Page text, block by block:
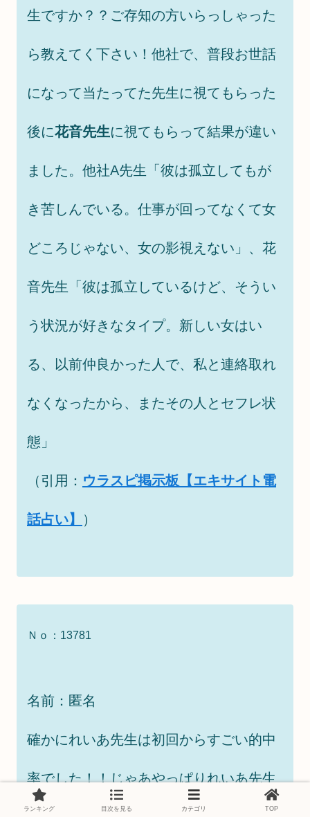
生ですか？？ご存知の方いらっしゃった
ら教えてく下さい！他社で、普段お世話
になって当たってた先生に視てもらった
後に花音先生に視てもらって結果が違い
ました。他社A先生「彼は孤立してもが
き苦しんでいる。仕事が回ってなくて女
どころじゃない、女の影視えない」、花
音先生「彼は孤立しているけど、そうい
う状況が好きなタイプ。新しい女はい
る、以前仲良かった人で、私と連絡取れ
なくなったから、またその人とセフレ状
態」
（引用： ウラスピ掲示板【エキサイト電
話占い】 ）
Ｎｏ：13781
名前：匿名
確かにれいあ先生は初回からすごい的中
率でした！！じゃあやっぱりれいあ先生
ランキング 目次を見る カテゴリ TOP